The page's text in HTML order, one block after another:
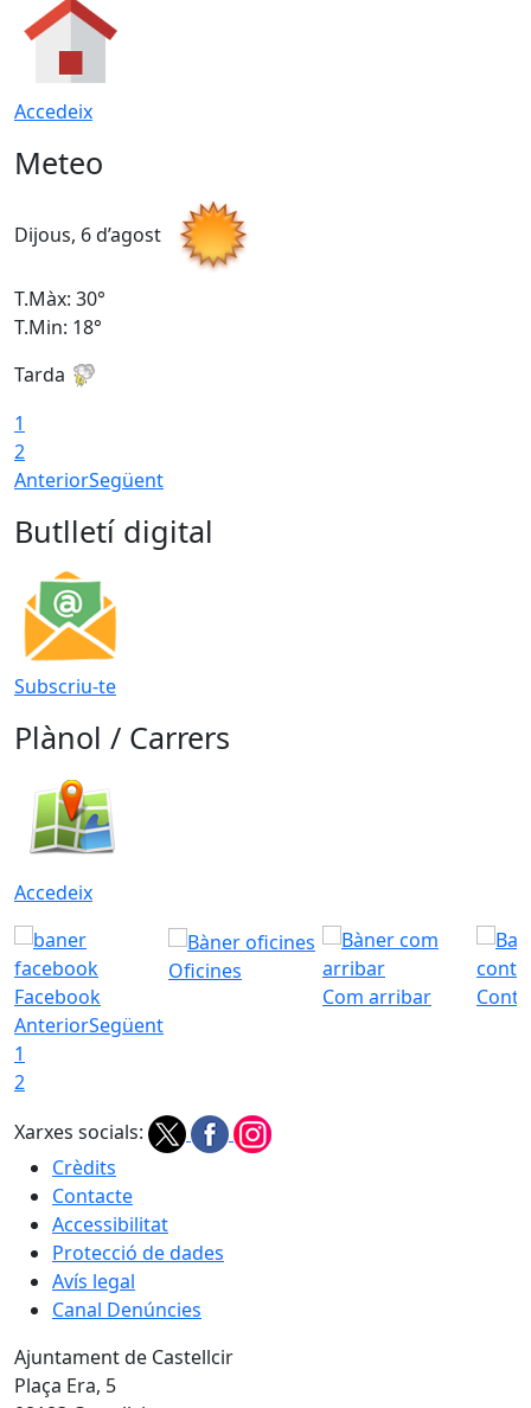
Accedeix
Meteo
Dijous, 6 d’agost
T.Màx: 30°
T.Min: 18°
Tarda
1
2
AnteriorSegüent
Butlletí digital
Subscriu-te
Plànol / Carrers
Accedeix
Facebook
Oficines
Com arribar
AnteriorSegüent
1
2
Xarxes socials:
Crèdits
Contacte
Accessibilitat
Protecció de dades
Avís legal
Canal Denúncies
Ajuntament de Castellcir
Plaça Era, 5